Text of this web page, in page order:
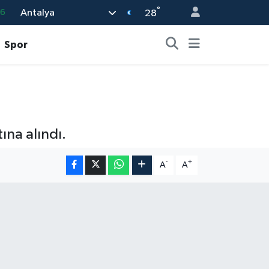
Antalya 28°
Spor
alındı.
A- A+